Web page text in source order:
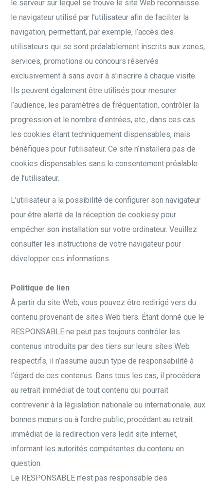
le serveur sur lequel se trouve le site Web reconnaisse
le navigateur utilisé par l’utilisateur afin de faciliter la
navigation, permettant, par exemple, l’accès des
utilisateurs qui se sont préalablement inscrits aux zones,
services, promotions ou concours réservés
exclusivement à sans avoir à s’inscrire à chaque visite.
Ils peuvent également être utilisés pour mesurer
l’audience, les paramètres de fréquentation, contrôler la
progression et le nombre d’entrées, etc., dans ces cas
les cookies étant techniquement dispensables, mais
bénéfiques pour l’utilisateur. Ce site n’installera pas de
cookies dispensables sans le consentement préalable
de l’utilisateur.
L’utilisateur a la possibilité de configurer son navigateur
pour être alerté de la réception de cookiesy pour
empêcher son installation sur votre ordinateur. Veuillez
consulter les instructions de votre navigateur pour
développer ces informations.
Politique de lien
À partir du site Web, vous pouvez être redirigé vers du
contenu provenant de sites Web tiers. Étant donné que le
RESPONSABLE ne peut pas toujours contrôler les
contenus introduits par des tiers sur leurs sites Web
respectifs, il n’assume aucun type de responsabilité à
l’égard de ces contenus. Dans tous les cas, il procédera
au retrait immédiat de tout contenu qui pourrait
contrevenir à la législation nationale ou internationale, aux
bonnes mœurs ou à l’ordre public, procédant au retrait
immédiat de la redirection vers ledit site internet,
informant les autorités compétentes du contenu en
question.
Le RESPONSABLE n’est pas responsable des